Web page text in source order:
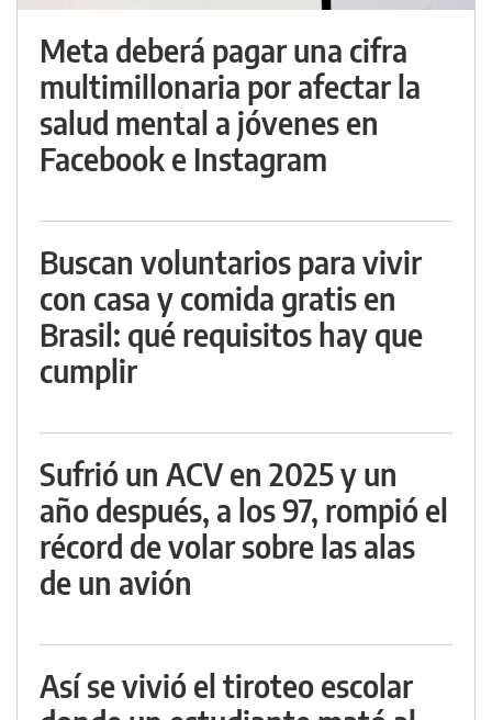
Meta deberá pagar una cifra
multimillonaria por afectar la
salud mental a jóvenes en
Facebook e Instagram
Buscan voluntarios para vivir
con casa y comida gratis en
Brasil: qué requisitos hay que
cumplir
Sufrió un ACV en 2025 y un
año después, a los 97, rompió el
récord de volar sobre las alas
de un avión
Así se vivió el tiroteo escolar